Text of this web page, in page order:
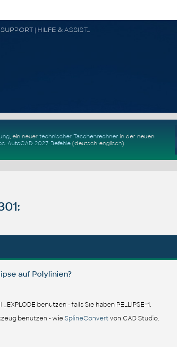
CAD FORUM - TIPPS & TRICKS | UTILITIES | DISKUSSION | BLÖCKE | SUPPORT | HILFE & ASSISTANCE
, ein neuer technischer Taschenrechner in der neuen
. AutoCAD-2027-Befehle(deutsch-englisch).
auf Polylinien?
benutzen - falls Sie haben PELLIPSE=1.
benutzen - wieSplineConvertvon CAD Studio.